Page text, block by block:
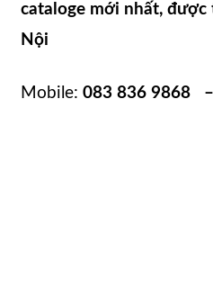
cataloge mới nhất,
Nội
Mobile: 083 836 9868